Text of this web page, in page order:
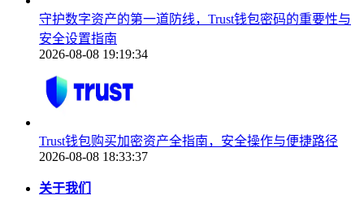
守护数字资产的第一道防线，Trust钱包密码的重要性与
安全设置指南
2026-08-08 19:19:34
Trust钱包购买加密资产全指南，安全操作与便捷路径
2026-08-08 18:33:37
关于我们